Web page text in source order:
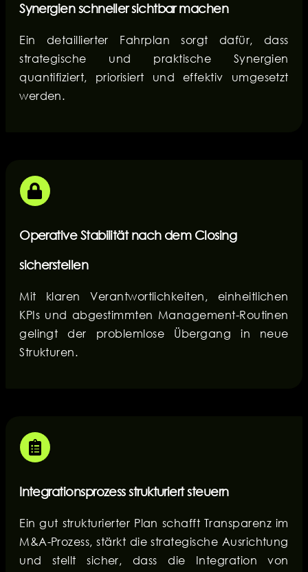
Synergien schneller sichtbar machen
Ein detaillierter Fahrplan sorgt dafür, dass
strategische und praktische Synergien
quantifiziert, priorisiert und effektiv umgesetzt
werden.
Operative Stabilität nach dem Closing
sicherstellen
Mit klaren Verantwortlichkeiten, einheitlichen
KPIs und abgestimmten Management-Routinen
gelingt der problemlose Übergang in neue
Strukturen.
Integrationsprozess strukturiert steuern
Ein gut strukturierter Plan schafft Transparenz im
M&A-Prozess, stärkt die strategische Ausrichtung
und stellt sicher, dass die Integration von